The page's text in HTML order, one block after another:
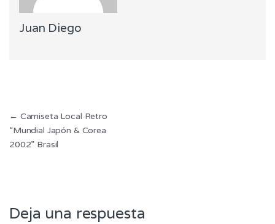
Juan Diego
Navegación
de
← Camiseta Local Retro
“Mundial Japón & Corea
2002” Brasil
Deja una respuesta